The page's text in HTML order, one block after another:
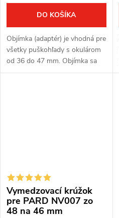
DO KOŠÍKA
Objímka (adaptér) je vhodná pre
všetky puškohľady s okulárom
od 36 do 47 mm. Objímka sa
rýchlo nasadzuje a odníma
Vymedzovací krúžok
pre PARD NV007 zo
48 na 46 mm